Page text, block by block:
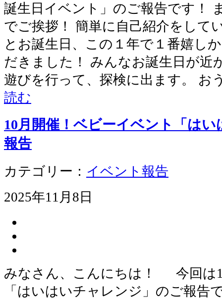
誕生日イベント」のご報告です！
でご挨拶！ 簡単に自己紹介をして
とお誕生日、この１年で１番嬉し
だきました！ みんなお誕生日が近
遊びを行って、探検に出ます。 お
読む
10月開催！ベビーイベント「は
報告
カテゴリー： イベント報告
2025年11月8日
みなさん、こんにちは！ 今回は
「はいはいチャレンジ」のご報告